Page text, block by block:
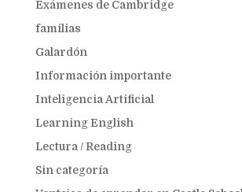
Exámenes de Cambridge
familias
Galardón
Información importante
Inteligencia Artificial
Learning English
Lectura / Reading
Sin categoría